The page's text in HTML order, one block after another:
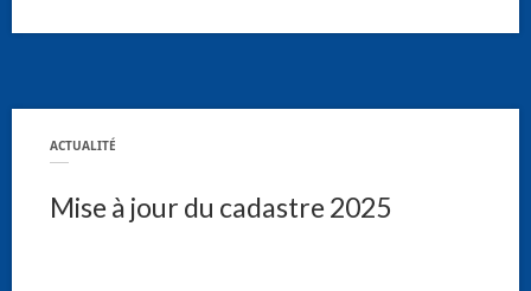
ACTUALITÉ
Mise à jour du cadastre 2025